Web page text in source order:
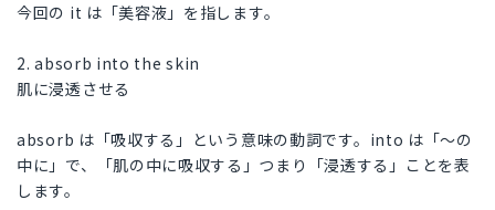
今回の it は「美容液」を指します。
2. absorb into the skin
肌に浸透させる
absorb は「吸収する」という意味の動詞です。into は「〜の
中に」で、「肌の中に吸収する」つまり「浸透する」ことを表
します。